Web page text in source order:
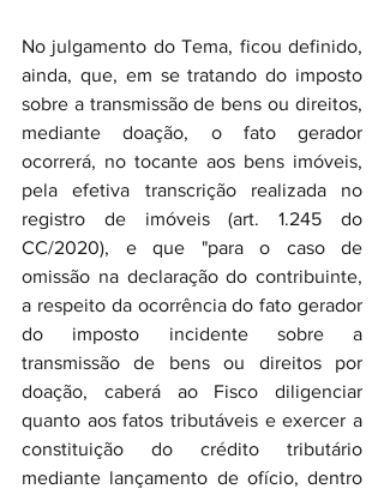
No julgamento do Tema, ficou definido,
ainda, que, em se tratando do imposto
sobre a transmissão de bens ou direitos,
mediante doação, o fato gerador
ocorrerá, no tocante aos bens imóveis,
pela efetiva transcrição realizada no
registro de imóveis (art. 1.245 do
CC/2020), e que "para o caso de
omissão na declaração do contribuinte,
a respeito da ocorrência do fato gerador
do imposto incidente sobre a
transmissão de bens ou direitos por
doação, caberá ao Fisco diligenciar
quanto aos fatos tributáveis e exercer a
constituição do crédito tributário
mediante lançamento de ofício, dentro